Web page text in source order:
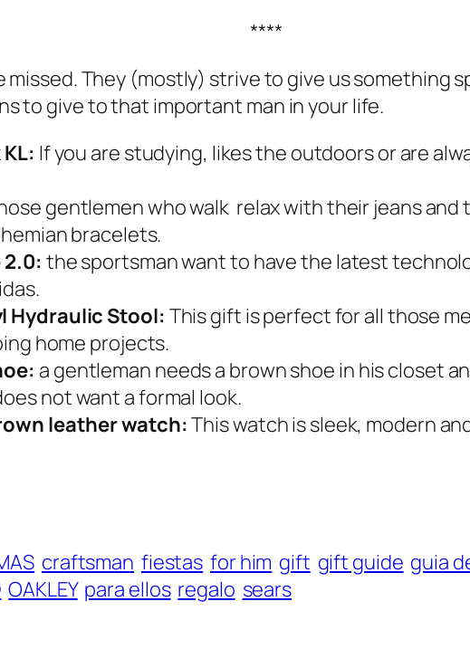
****
They (mostly) strive to give us something
to give to that important man in your life.
If you are studying, likes the outdoors or are
gentlemen who walk relax with their jeans
bracelets.
2.0: the sportsman want to have the latest
Hydraulic Stool: This gift is perfect for all those
home projects.
a gentleman needs a brown shoe in his closet
not want a formal look.
leather watch:This watch is sleek, modern
craftsman fiestas for him gift gift guide guia
OAKLEY para ellos regalo sears